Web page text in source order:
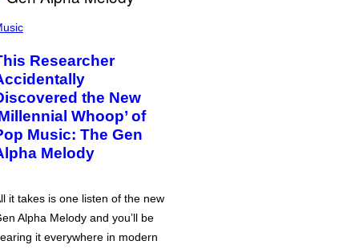
Researcher
the New
Whoop’ of
Music: The Gen
Melody
it takes is one listen of the new
Alpha Melody and you’ll be
it everywhere in modern